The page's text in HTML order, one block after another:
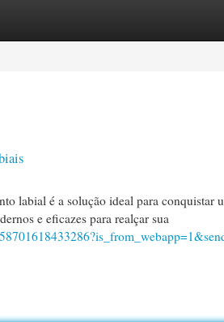
labial é a solução ideal para conquistar
e eficazes para realçar sua